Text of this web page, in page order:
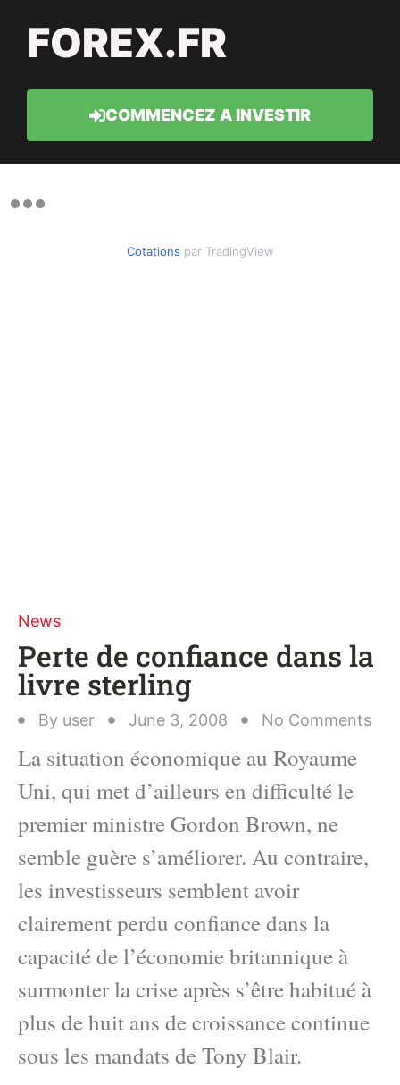
FOREX.FR
COMMENCEZ A INVESTIR
Cotations par TradingView
News
Perte de confiance dans la
livre sterling
By user June 3, 2008 No Comments
La situation économique au Royaume
Uni, qui met d’ailleurs en difficulté le
premier ministre Gordon Brown, ne
semble guère s’améliorer. Au contraire,
les investisseurs semblent avoir
clairement perdu confiance dans la
capacité de l’économie britannique à
surmonter la crise après s’être habitué à
plus de huit ans de croissance continue
sous les mandats de Tony Blair.